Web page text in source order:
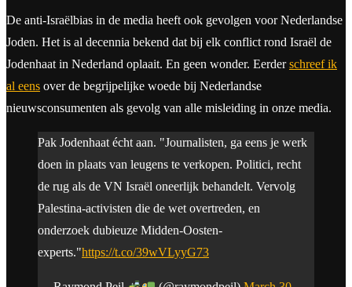
De anti-Israëlbias in de media heeft ook gevolgen voor Nederlandse
Joden. Het is al decennia bekend dat bij elk conflict rond Israël de
Jodenhaat in Nederland oplaait. En geen wonder. Eerderschreef ik
al eens over de begrijpelijke woede bij Nederlandse
nieuwsconsumenten als gevolg van alle misleiding in onze media.
Pak Jodenhaat écht aan. "Journalisten, ga eens je werk
doen in plaats van leugens te verkopen. Politici, recht
de rug als de VN Israël oneerlijk behandelt. Vervolg
Palestina-activisten die de wet overtreden, en
onderzoek dubieuze Midden-Oosten-
experts."https://t.co/39wVLyyG73